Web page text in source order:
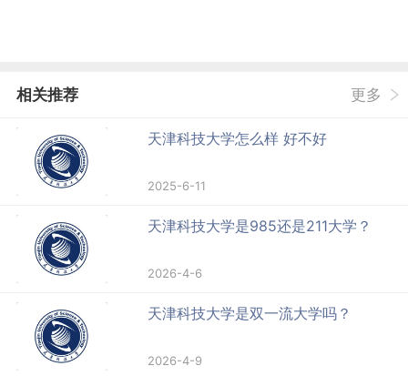
相关推荐 更多
天津科技大学怎么样 好不好
2025-6-11
天津科技大学是985还是211大学？
2026-4-6
天津科技大学是双一流大学吗？
2026-4-9